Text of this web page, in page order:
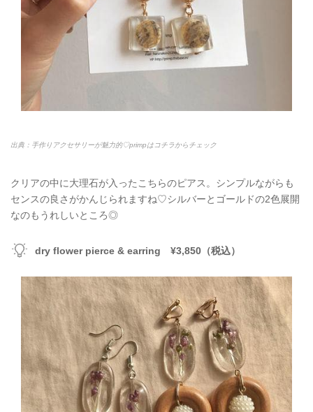
出典：手作りアクセサリーが魅力的♡primpはコチラからチェック
クリアの中に大理石が入ったこちらのピアス。シンプルながらも
センスの良さがかんじられますね♡シルバーとゴールドの2色展開
なのもうれしいところ◎
dry flower pierce & earring ¥3,850（税込）